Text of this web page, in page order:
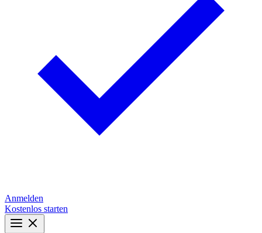
Anmelden
Kostenlos starten